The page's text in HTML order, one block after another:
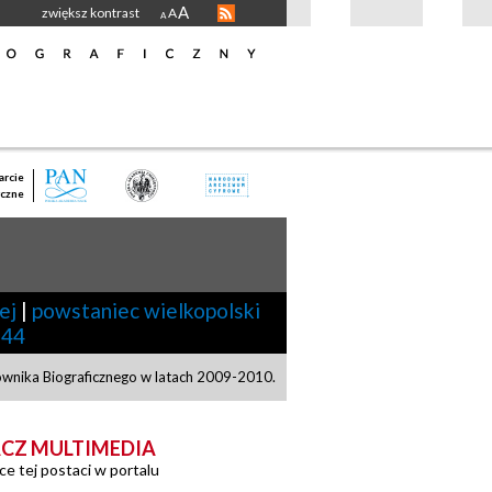
zwiększ kontrast A AA
| powstaniec wielkopolski
Biograficznego w latach 2009-2010.
MULTIMEDIA
tej postaci w portalu